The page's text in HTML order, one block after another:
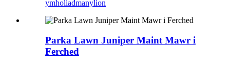
ymholiadmanylion
Parka Lawn Juniper Maint Mawr i
Ferched